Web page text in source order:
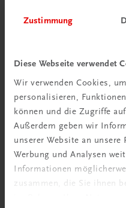
Zustimmung
Diese Webseite verwendet
Wir verwenden Cookies,
personalisieren,
können und die Zugriffe
Außerdem geben wir
unserer Website an
Werbung und Analysen
Informationen
zusammen, die Sie ihnen
Schon entdeckt?
Ratgeber
Mehr dazu